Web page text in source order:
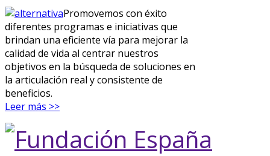
Promovemos con éxito
diferentes programas e iniciativas que
brindan una eficiente vía para mejorar la
calidad de vida al centrar nuestros
objetivos en la búsqueda de soluciones en
la articulación real y consistente de
beneficios.
Leer más >>